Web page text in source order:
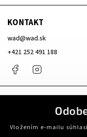
KONTAKT
wad@wad.sk
+421 252 491 188
Facebook
Vložením e-mailu